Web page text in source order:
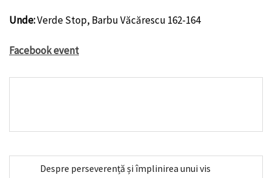
Unde:Verde Stop, Barbu Văcărescu 162-164
Facebook event
Despre perseverență și împlinirea unui vis